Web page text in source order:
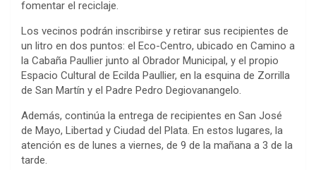
fomentar el reciclaje.
Los vecinos podrán inscribirse y retirar sus recipientes de
un litro en dos puntos: el Eco-Centro, ubicado en Camino a
la Cabaña Paullier junto al Obrador Municipal, y el propio
Espacio Cultural de Ecilda Paullier, en la esquina de Zorrilla
de San Martín y el Padre Pedro Degiovanangelo.
Además, continúa la entrega de recipientes en San José
de Mayo, Libertad y Ciudad del Plata. En estos lugares, la
atención es de lunes a viernes, de 9 de la mañana a 3 de la
tarde.